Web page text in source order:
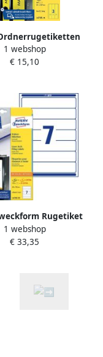
Ordnerrugetiketten
x 297 mm geel
Laserprinter
20
1 webshop
€ 15,10
Rugetiket
zelfklevend
wit 100 vel
1 webshop
€ 33,35